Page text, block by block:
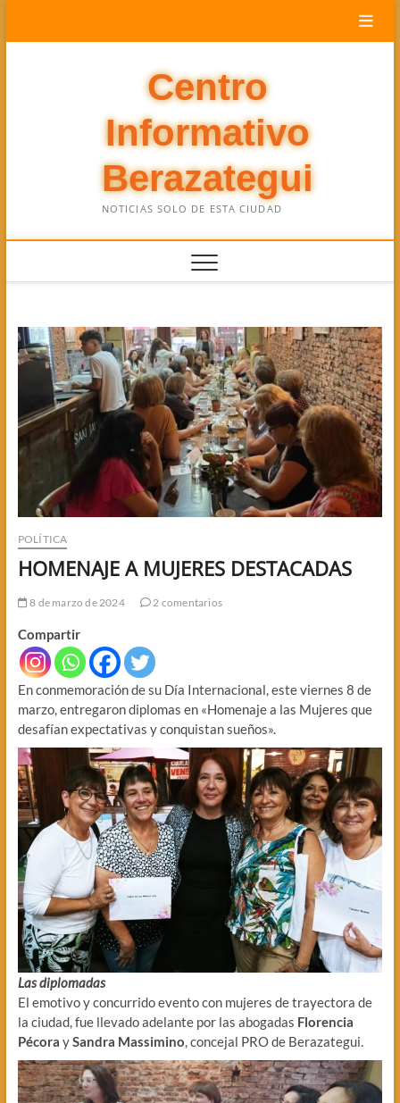
Centro
Informativo
Berazategui
NOTICIAS SOLO DE ESTA CIUDAD
POLÍTICA
HOMENAJE A MUJERES DESTACADAS
8 de marzo de 2024 2 comentarios
Compartir
En conmemoración de su Día Internacional, este viernes 8 de
marzo, entregaron diplomas en «Homenaje a las Mujeres que
desafían expectativas y conquistan sueños».
Las diplomadas
El emotivo y concurrido evento con mujeres de trayectora de
la ciudad, fue llevado adelante por las abogadas Florencia
Pécora ySandra Massimino, concejal PRO de Berazategui.